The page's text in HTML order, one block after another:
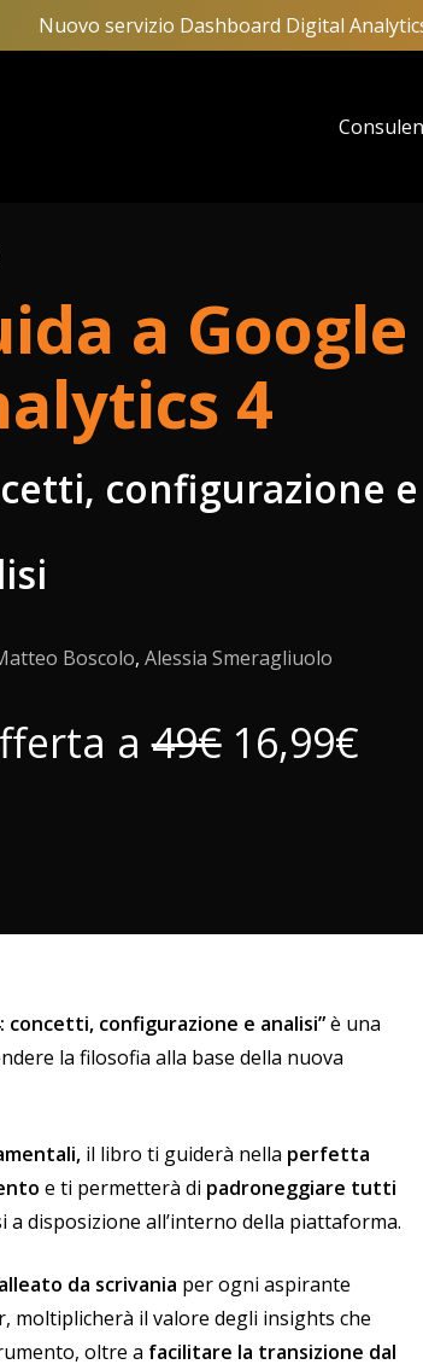
Nuovo servizio Dashboard Digital
a Google
4
configurazione e
Boscolo, Alessia Smeragliuolo
a49€16,99€
concetti, configurazione e analisi”è una
la filosofia alla base della nuova
il libro ti guiderà nella perfetta
e ti permetterà di padroneggiare tutti
a disposizione all’interno della piattaforma.
da scrivania per ogni aspirante
moltiplicherà il valore degli insights che
oltre a facilitare la transizione dal